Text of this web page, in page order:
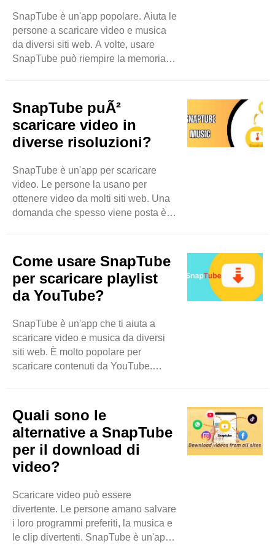
SnapTube consente agli utenti di
scaricare video per uso personale.
Non consente agli utenti ..
SnapTube è un'app popolare. Aiuta le
persone a scaricare video e musica
da diversi siti web. A volte, usare
SnapTube può riempire la memoria
nuove cose. In questo blog,
impareremo come gestire lo spazio di
archiviazione durante l'utilizzo di
SnapTube. Cos'è lo spazio di
archiviazione è come un armadio per
il tuo telefono. Contiene tutte le tue
app, foto, musica e video. ..
SnapTube puÃ²
scaricare video in
diverse risoluzioni?
SnapTube è un'app per scaricare
video. Le persone la usano per
ottenere video da molti siti web. Una
domanda che spesso viene posta è
spiegherà cosa significa e come
funziona. Cos'è la risoluzione video?
Innanzitutto, parliamo di cosa è la
risoluzione video. La risoluzione
da un video. È come quanto è nitida o
chiara un'immagine. ..
Come usare SnapTube
per scaricare playlist
da YouTube?
SnapTube è un'app che ti aiuta a
scaricare video e musica da diversi
siti web. È molto popolare per
scaricare contenuti da YouTube.
playlist con pochi tocchi. Puoi
ottenere SnapTube sul tuo telefono
Android. Sfortunatamente, SnapTube
non è disponibile nel Google Play
Store. Devi scaricarlo dal sito web
scaricare SnapTube Vai al sito web
ufficiale: per prima cosa, apri il tuo ..
Quali sono le
alternative a SnapTube
per il download di
video?
Scaricare video può essere
divertente. Le persone amano salvare
i loro programmi preferiti, la musica e
le clip divertenti. SnapTube è un'app